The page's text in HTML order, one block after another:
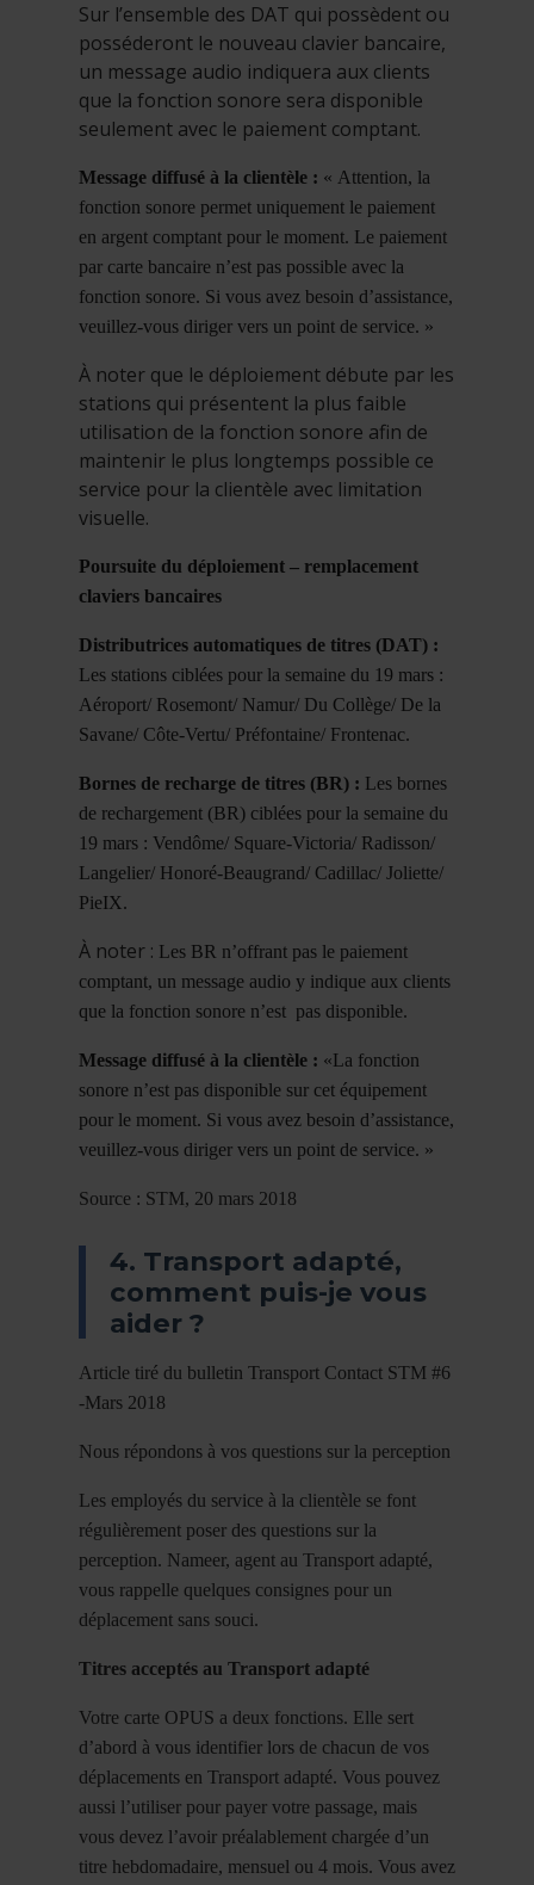
Sur l’ensemble des DAT qui possèdent ou
posséderont le nouveau clavier bancaire,
un message audio indiquera aux clients
que la fonction sonore sera disponible
seulement avec le paiement comptant.
Message diffusé à la clientèle : « Attention, la
fonction sonore permet uniquement le paiement
en argent comptant pour le moment. Le paiement
par carte bancaire n’est pas possible avec la
fonction sonore. Si vous avez besoin d’assistance,
veuillez-vous diriger vers un point de service. »
À noter que le déploiement débute par les
stations qui présentent la plus faible
utilisation de la fonction sonore afin de
maintenir le plus longtemps possible ce
service pour la clientèle avec limitation
visuelle.
Poursuite du déploiement – remplacement
claviers bancaires
Distributrices automatiques de titres (DAT) :
Les stations ciblées pour la semaine du 19 mars :
Aéroport/ Rosemont/ Namur/ Du Collège/ De la
Savane/ Côte-Vertu/ Préfontaine/ Frontenac.
Bornes de recharge de titres (BR) : Les bornes
de rechargement (BR) ciblées pour la semaine du
19 mars : Vendôme/ Square-Victoria/ Radisson/
Langelier/ Honoré-Beaugrand/ Cadillac/ Joliette/
PieIX.
À noter : Les BR n’offrant pas le paiement
comptant, un message audio y indique aux clients
que la fonction sonore n’est pas disponible.
Message diffusé à la clientèle : «La fonction
sonore n’est pas disponible sur cet équipement
pour le moment. Si vous avez besoin d’assistance,
veuillez-vous diriger vers un point de service. »
Source : STM, 20 mars 2018
4. Transport adapté,
comment puis-je vous
aider ?
Article tiré du bulletin Transport Contact STM #6
-Mars 2018
Nous répondons à vos questions sur la perception
Les employés du service à la clientèle se font
régulièrement poser des questions sur la
perception. Nameer, agent au Transport adapté,
vous rappelle quelques consignes pour un
déplacement sans souci.
Titres acceptés au Transport adapté
Votre carte OPUS a deux fonctions. Elle sert
d’abord à vous identifier lors de chacun de vos
déplacements en Transport adapté. Vous pouvez
aussi l’utiliser pour payer votre passage, mais
vous devez l’avoir préalablement chargée d’un
titre hebdomadaire, mensuel ou 4 mois. Vous avez